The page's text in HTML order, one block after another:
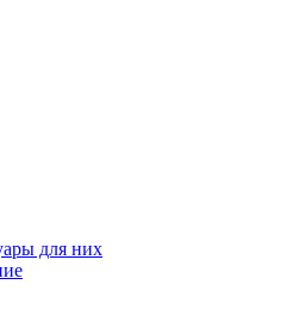
для них